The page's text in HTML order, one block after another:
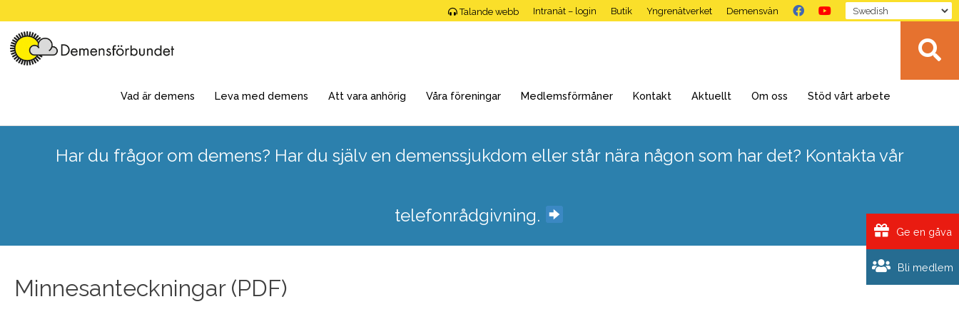
to
content
Talande webb Intranät – login Butik Yngrenätverket Demensvän
Vad är demens Leva med demens Att vara anhörig Våra föreningar Medlemsförmåner Kontakt Aktuellt Om oss Stöd vårt arbete
Har du frågor om demens? Har du själv en demenssjukdom eller står nära någon som har det? Kontakta vår
telefonrådgivning.
Minnesanteckningar (PDF)
Bli medlem
Ge en gåva